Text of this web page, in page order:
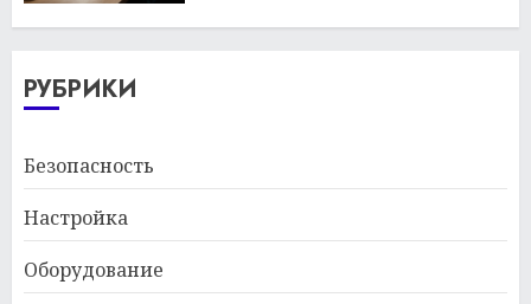
РУБРИКИ
Безопасность
Настройка
Оборудование